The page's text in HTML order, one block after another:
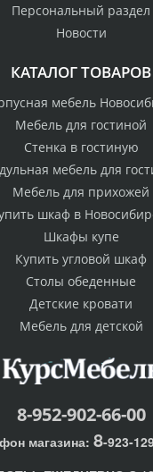
Персональный раздел
Новости
КАТАЛОГ ТОВАРОВ
мебель
Мебель для гостиной
Стенка в гостиную
мебель для
Мебель для прихожей
шкаф в
Шкафы купе
Купить угловой шкаф
Столы обеденные
Детские кровати
Мебель для детской
8-952-902-66-00
магазина: 8-923-